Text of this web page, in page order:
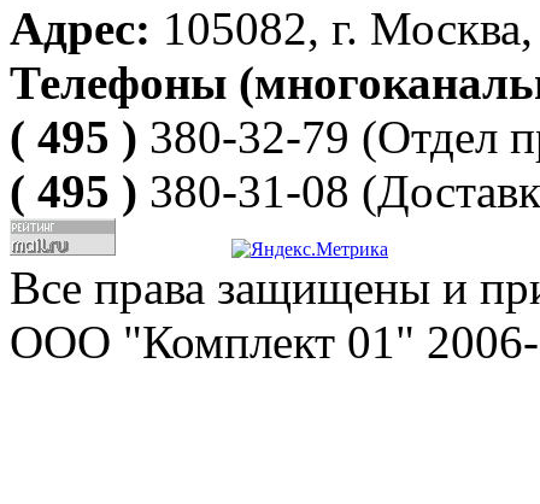
Адрес: 105082, г.
Телефоны
( 495 ) 380-32-79 (Отдел
( 495 ) 380-31-08
Все права защищены и
ООО "Комплект 01" 2006-